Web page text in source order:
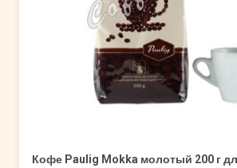
Кофе Paulig Mokka молотый 200 г